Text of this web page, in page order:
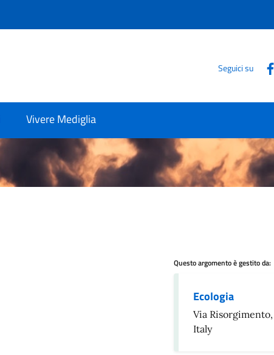
Seguici su
Vivere Mediglia
Questo argomento è gestito da:
Ecologia
Via
Italy